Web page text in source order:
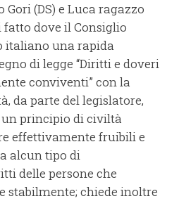
(DS) e Luca ragazzo
fatto dove il Consiglio
italiano una rapida
di legge “Diritti e doveri
conviventi” con la
da parte del legislatore,
un principio di civiltà
effettivamente fruibili e
alcun tipo di
delle persone che
stabilmente; chiede inoltre